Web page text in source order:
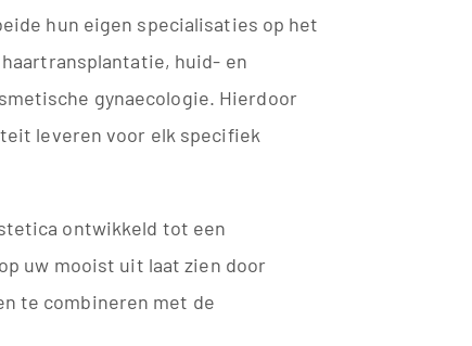
hun eigen specialisaties op het
huid- en
gynaecologie. Hierdoor
leveren voor elk specifiek
ontwikkeld tot een
uw mooist uit laat zien door
te combineren met de